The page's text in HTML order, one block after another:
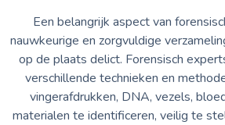
Een belangrijk aspect van
nauwkeurige en zorgvuldige
op de plaats delict. Forensisch
verschillende technieken en
vingerafdrukken, DNA, vezels,
materialen te identificeren, veilig te